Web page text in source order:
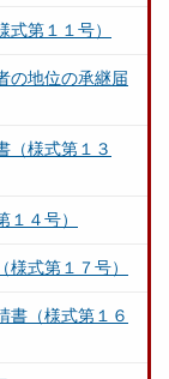
第１１号）
の地位の承継届
（様式第１３
４号）
式第１７号）
書（様式第１６